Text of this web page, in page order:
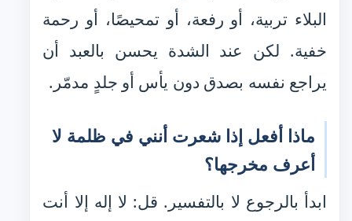
البلاء تربية، أو رفعة، أو تمحيصًا، أو رحمة
خفية. لكن عند الشدة يحسن بالعبد أن
يراجع نفسه بصدق دون يأس أو جلدٍ مدمّر.
ماذا أفعل إذا شعرت أنني في ظلمة لا
أعرف مخرجها؟
ابدأ بالرجوع لا بالتفسير. قل: لا إله إلا أنت